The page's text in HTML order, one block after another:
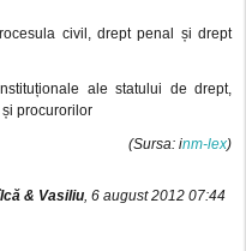
civil, drept penal și drept
ale statului de drept,
procurorilor
(Sursa: inm-lex)
& Vasiliu, 6 august 2012 07:44